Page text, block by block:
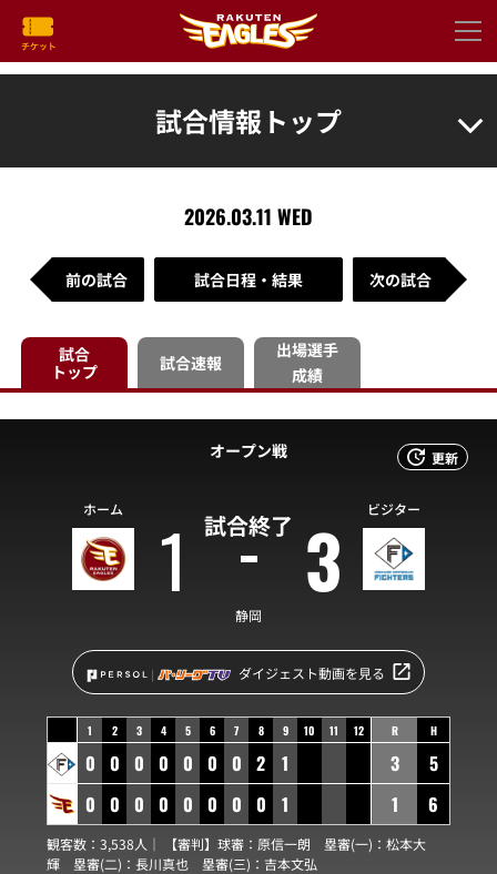
試合情報トップ
2026.03.11 WED
前の試合 試合日程・結果 次の試合
試合
トップ
試合速報
出場選手
成績
更新
オープン戦
試合終了
ホーム 1 3 ビジター
静岡
ダイジェスト動画を見る
1 2 3 4 5 6 7 8 9 10 11 12
0 0 0 0 0 0 0 2
1
0 0 0 0 0 0 0 0 1
R H
3
5
1
6
観客数：3,538人｜ 【審判】球審： 原信一朗 塁審(一)： 松本大
輝 塁審(二)： 長川真也 塁審(三)： 吉本文弘